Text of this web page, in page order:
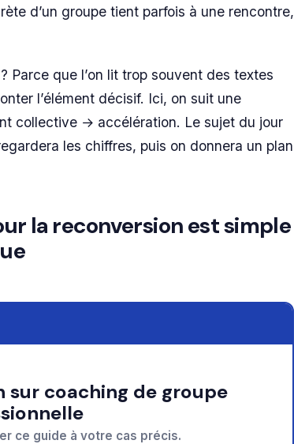
d’un groupe tient parfois à une rencontre,
Parce que l’on lit trop souvent des textes
l’élément décisif. Ici, on suit une
collective → accélération. Le sujet du jour
les chiffres, puis on donnera un plan
la reconversion est simple
ce guide à votre cas précis.